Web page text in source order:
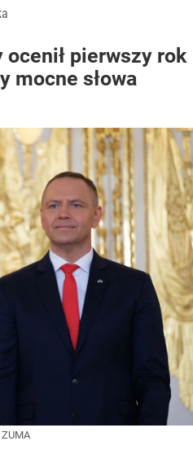
ocenił pierwszy rok
mocne słowa
ZUMA